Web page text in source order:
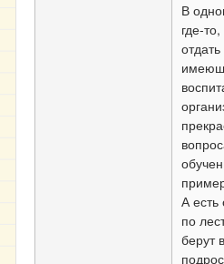
В
где-
А есть
по
берут